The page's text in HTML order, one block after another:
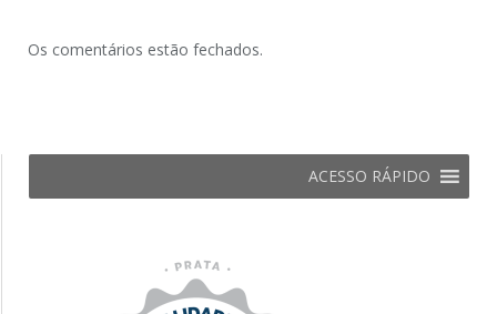
Os comentários estão fechados.
ACESSO RÁPIDO